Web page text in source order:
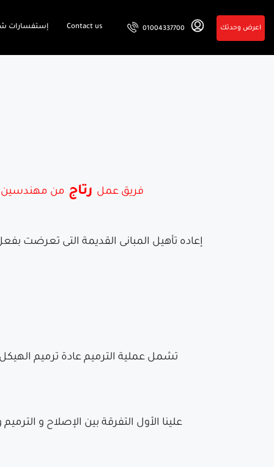
إستفسارات Contact us 01004337700 اعرض وحدتك
فريق عمل رتاج من مهندسين و
إعاده تأهيل المبانى القديمة التى تعرضت
تشمل عملية الترميم عادة ترميم
علينا الأول التفرقة بين الإصلاح و